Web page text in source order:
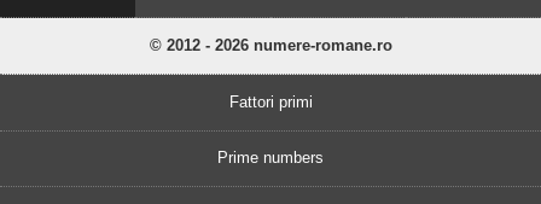
© 2012 - 2026 numere-romane.ro
Fattori primi
Prime numbers